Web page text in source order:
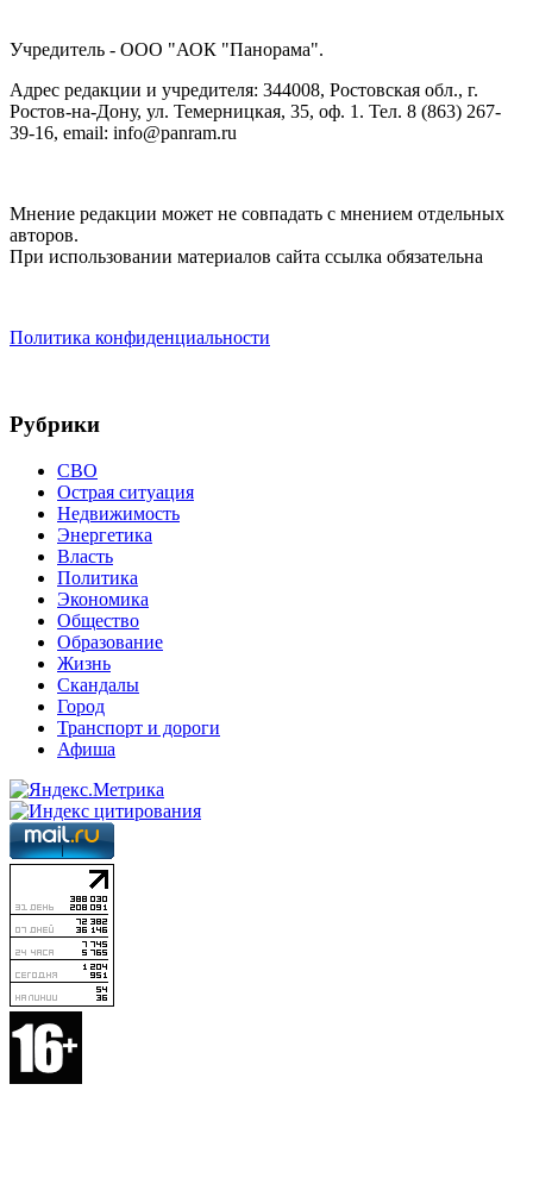
Учредитель - ООО "АОК "Панорама".
Адрес редакции и учредителя: 344008, Ростовская обл., г.
Ростов-на-Дону, ул. Темерницкая, 35, оф. 1. Тел. 8 (863) 267-
39-16, email: info@panram.ru
Мнение редакции может не совпадать с мнением отдельных
авторов.
При использовании материалов сайта ссылка обязательна
Политика конфиденциальности
Рубрики
СВО
Острая ситуация
Недвижимость
Энергетика
Власть
Политика
Экономика
Общество
Образование
Жизнь
Скандалы
Город
Транспорт и дороги
Афиша